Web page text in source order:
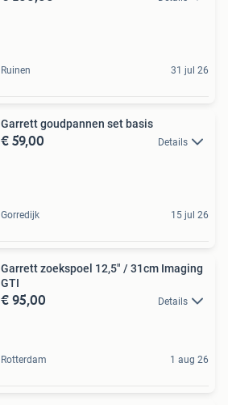
Ruinen 31 jul 26
Garrett goudpannen set basis
€ 59,00 Details
Gorredijk 15 jul 26
Garrett zoekspoel 12,5" / 31cm Imaging
GTI
€ 95,00 Details
Rotterdam 1 aug 26